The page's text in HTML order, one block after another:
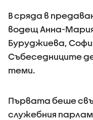
В сряда в
водещ Анна-
Буруджиева,
Събеседниците
теми.
Първата беше
служебния